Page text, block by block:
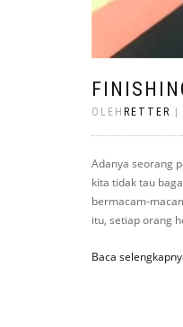
OLEH RETTER
Adanya seorang
kita tidak tau
bermacam-
itu, setiap orang
Baca